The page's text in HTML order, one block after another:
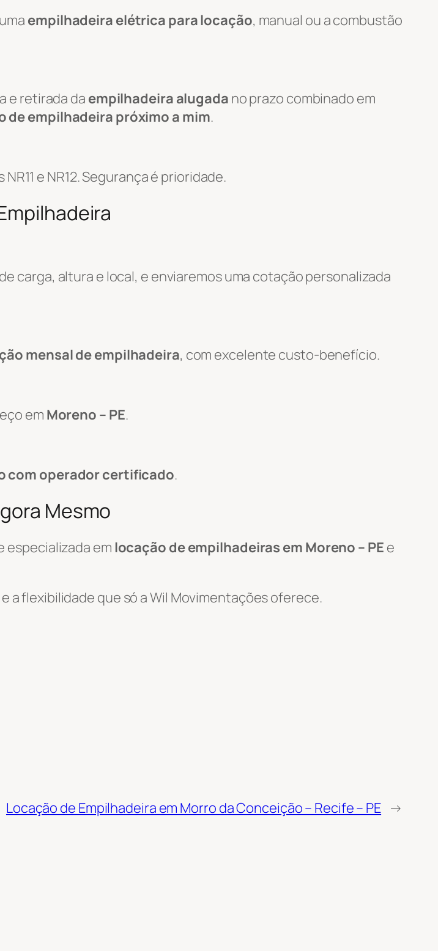
empilhadeira elétrica para locação, manual ou a combustão
e retirada da empilhadeira alugada no prazo combinado em
de empilhadeira próximo a mim.
e NR12. Segurança é prioridade.
carga, altura e local, e enviaremos uma cotação personalizada
mensal de empilhadeira, com excelente custo-benefício.
em Moreno – PE.
com operador certificado.
Mesmo
especializada em locação de empilhadeiras em Moreno – PE e
e a flexibilidade que só a Wil Movimentações oferece.
Locação de Empilhadeira em Morro da Conceição – Recife – PE →